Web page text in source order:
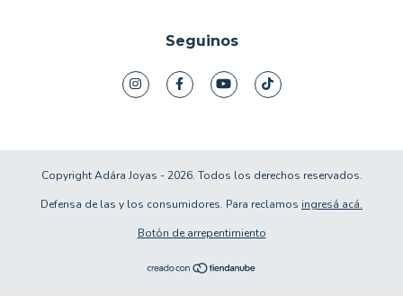
Seguinos
Copyright Adára Joyas - 2026. Todos los derechos reservados.
Defensa de las y los consumidores. Para reclamos ingresá acá.
Botón de arrepentimiento